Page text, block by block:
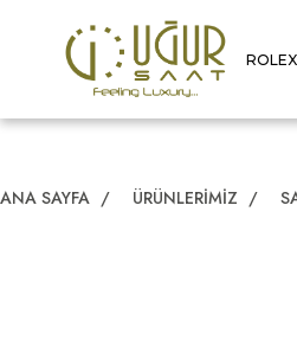
ROLEX
ANA SAYFA / ÜRÜNLERIMIZ /